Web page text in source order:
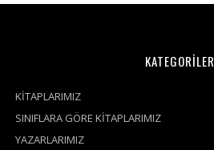
KATEGORİLER
KİTAPLARIMIZ
SINIFLARA GÖRE KİTAPLARIMIZ
YAZARLARIMIZ